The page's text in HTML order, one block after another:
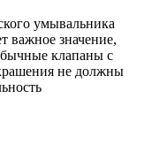
умывальника
важное значение,
клапаны с
не должны